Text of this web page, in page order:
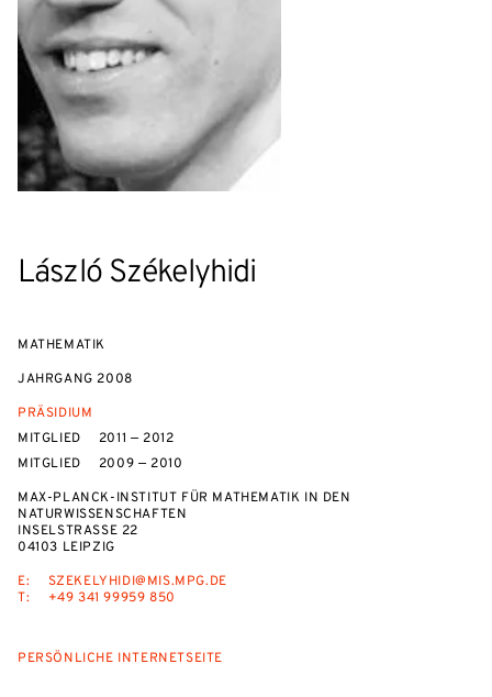
László Székelyhidi
MATHEMATIK
JAHRGANG 2008
PRÄSIDIUM
MITGLIED
2011 — 2012
MITGLIED
2009 — 2010
MAX-PLANCK-INSTITUT FÜR MATHEMATIK IN DEN
NATURWISSENSCHAFTEN
INSELSTRASSE 22
04103 LEIPZIG
E:
SZEKELYHIDI@MIS.MPG.DE
T:
+49 341 99959 850
PERSÖNLICHE INTERNETSEITE